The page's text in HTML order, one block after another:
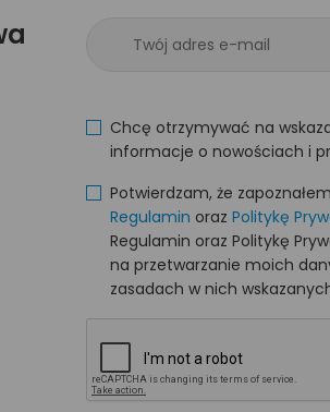
Chcę otrzymywać na
informacje o nowościach i
Potwierdzam, że
Regulamin oraz Politykę
Regulamin oraz Politykę
na przetwarzanie moich
zasadach w nich